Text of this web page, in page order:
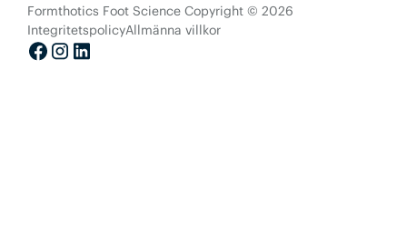
Formthotics Foot Science Copyright © 2026
IntegritetspolicyAllmänna villkor